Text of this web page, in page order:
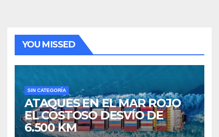
YOU MISSED
SIN CATEGORÍA
ATAQUES EN EL MAR ROJO
EL COSTOSO DESVÍO DE
6.500 KM